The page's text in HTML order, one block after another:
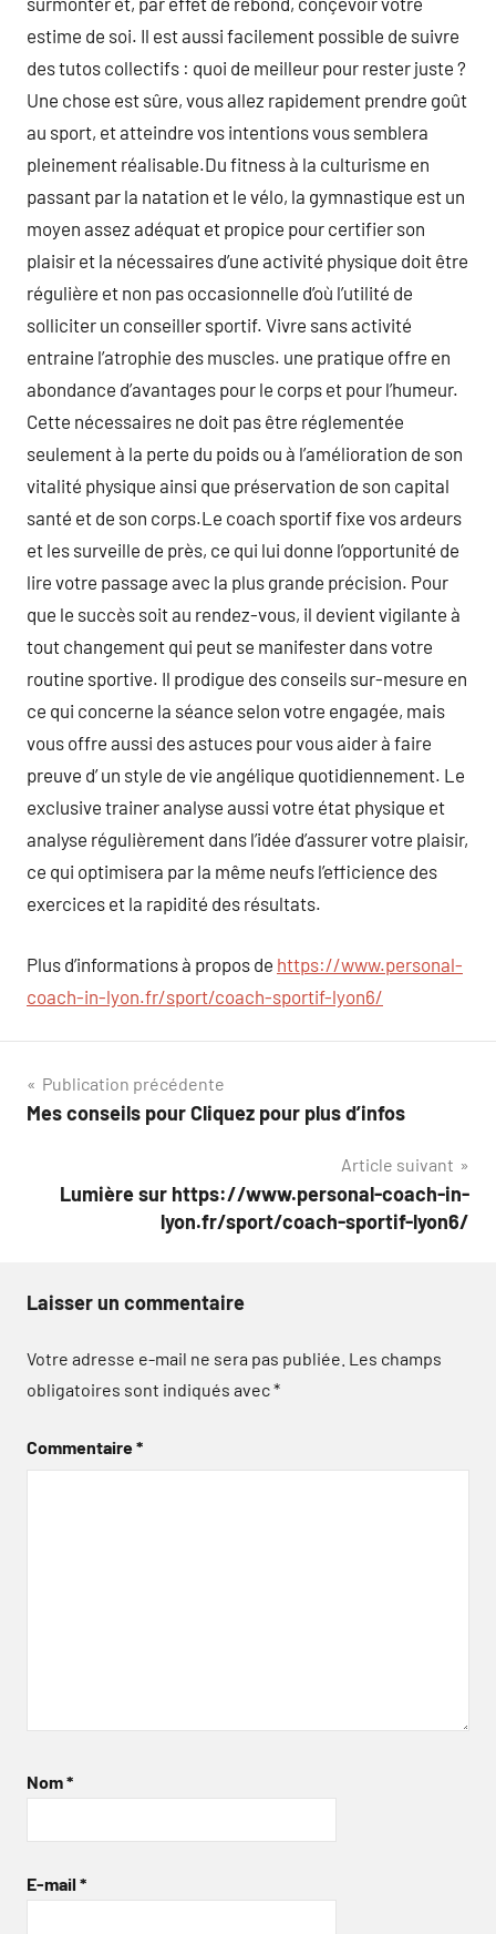
estime de soi. Il est aussi facilement possible de suivre
des tutos collectifs : quoi de meilleur pour rester juste ?
Une chose est sûre, vous allez rapidement prendre goût
au sport, et atteindre vos intentions vous semblera
pleinement réalisable.Du fitness à la culturisme en
passant par la natation et le vélo, la gymnastique est un
moyen assez adéquat et propice pour certifier son
plaisir et la nécessaires d’une activité physique doit être
régulière et non pas occasionnelle d’où l’utilité de
solliciter un conseiller sportif. Vivre sans activité
entraine l’atrophie des muscles. une pratique offre en
abondance d’avantages pour le corps et pour l’humeur.
Cette nécessaires ne doit pas être réglementée
seulement à la perte du poids ou à l’amélioration de son
vitalité physique ainsi que préservation de son capital
santé et de son corps.Le coach sportif fixe vos ardeurs
et les surveille de près, ce qui lui donne l’opportunité de
lire votre passage avec la plus grande précision. Pour
que le succès soit au rendez-vous, il devient vigilante à
tout changement qui peut se manifester dans votre
routine sportive. Il prodigue des conseils sur-mesure en
ce qui concerne la séance selon votre engagée, mais
vous offre aussi des astuces pour vous aider à faire
preuve d’ un style de vie angélique quotidiennement. Le
exclusive trainer analyse aussi votre état physique et
analyse régulièrement dans l’idée d’assurer votre plaisir,
ce qui optimisera par la même neufs l’efficience des
exercices et la rapidité des résultats.
Plus d’informations à propos de https://www.personal-
coach-in-lyon.fr/sport/coach-sportif-lyon6/
Navigation
de
Publication précédente
Mes conseils pour Cliquez pour plus d’infos
Article suivant
Lumière sur https://www.personal-coach-in-
lyon.fr/sport/coach-sportif-lyon6/
Laisser un commentaire
Votre adresse e-mail ne sera pas publiée. Les champs
obligatoires sont indiqués avec*
Commentaire*
Nom*
E-mail *